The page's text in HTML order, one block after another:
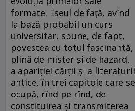
formate. Eseul de faţă, avînd
la bază probabil un curs
universitar, spune, de fapt,
povestea cu totul fascinantă,
plină de mister şi de hazard,
a apariţiei cărţii şi a literaturii
antice, în trei capitole care se
ocupă, rînd pe rînd, de
constituirea şi transmiterea